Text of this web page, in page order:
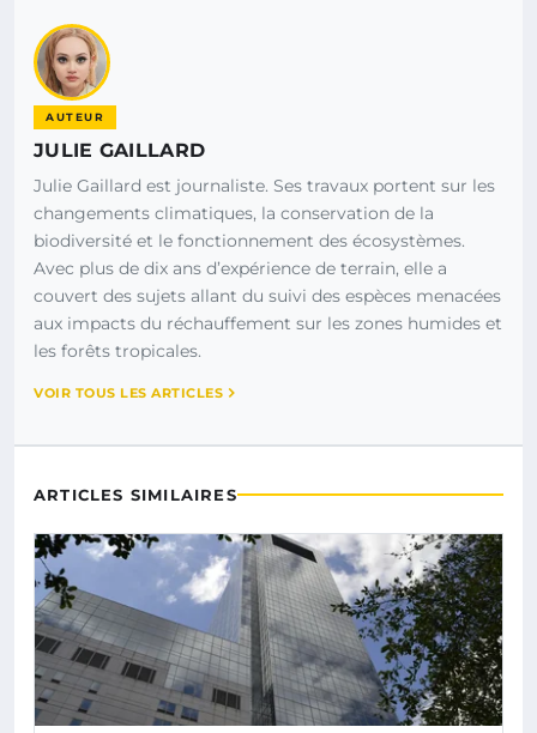
AUTEUR
JULIE GAILLARD
Julie Gaillard est journaliste. Ses travaux portent sur les
changements climatiques, la conservation de la
biodiversité et le fonctionnement des écosystèmes.
Avec plus de dix ans d’expérience de terrain, elle a
couvert des sujets allant du suivi des espèces menacées
aux impacts du réchauffement sur les zones humides et
les forêts tropicales.
VOIR TOUS LES ARTICLES
ARTICLES SIMILAIRES